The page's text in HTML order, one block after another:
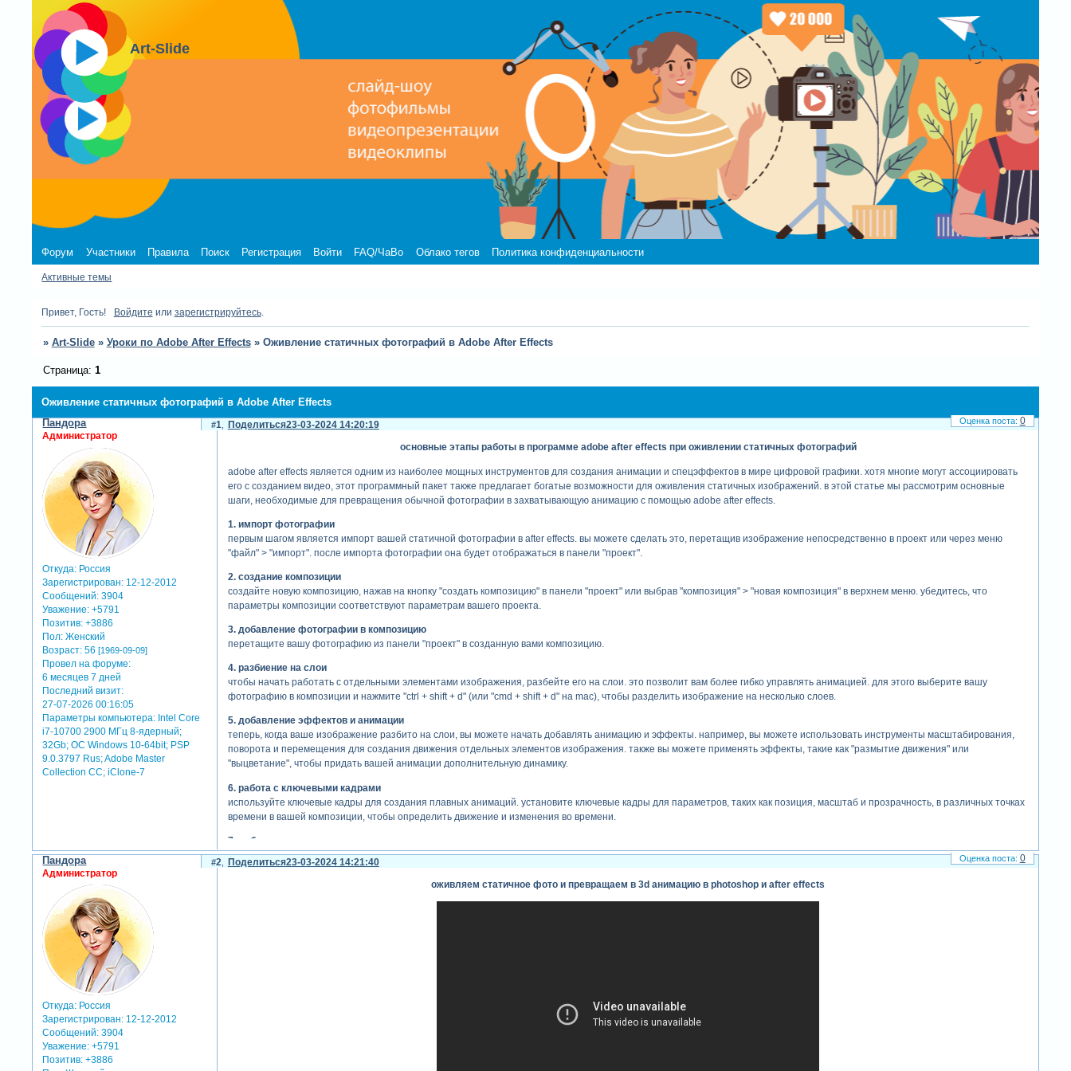
Art-Slide
Форум Участники Правила Поиск Регистрация Войти FAQ/ЧаВо Облако тегов Политика конфиденциальности
Активные темы
Привет, Гость! Войдите или зарегистрируйтесь.
» Art-Slide » Уроки по Adobe After Effects » Оживление статичных фотографий в Adobe After Effects
Оживление статичных фотографий в Adobe After Effects
Страница: 1
Поделиться
1 23-03-2024 14:20:19
Пандора
Администратор
Откуда: Россия
Зарегистрирован: 12-12-2012
Сообщений: 3904
Уважение: +5791
Позитив: +3886
Пол: Женский
Возраст: 56[1969-09-09]
Провел на форуме:
6 месяцев 7 дней
Последний визит:
27-07-2026 00:16:05
Параметры компьютера: Intel Core
i7-10700 2900 МГц 8-ядерный;
32Gb; ОС Windows 10-64bit; PSP
9.0.3797 Rus; Adobe Master
Collection СС; iClone-7
основные этапы работы в программе adobe after effects при оживлении статичных фотографий
adobe after effects является одним из наиболее мощных инструментов для создания анимации и спецэффектов в мире цифровой графики. хотя многие могут ассоциировать
его с созданием видео, этот программный пакет также предлагает богатые возможности для оживления статичных изображений. в этой статье мы рассмотрим основные
шаги, необходимые для превращения обычной фотографии в захватывающую анимацию с помощью adobe after effects.
1. импорт фотографии
первым шагом является импорт вашей статичной фотографии в after effects. вы можете сделать это, перетащив изображение непосредственно в проект или через меню
"файл" > "импорт". после импорта фотографии она будет отображаться в панели "проект".
2. создание композиции
создайте новую композицию, нажав на кнопку "создать композицию" в панели "проект" или выбрав "композиция" > "новая композиция" в верхнем меню. убедитесь, что
параметры композиции соответствуют параметрам вашего проекта.
3. добавление фотографии в композицию
перетащите вашу фотографию из панели "проект" в созданную вами композицию.
4. разбиение на слои
чтобы начать работать с отдельными элементами изображения, разбейте его на слои. это позволит вам более гибко управлять анимацией. для этого выберите вашу
фотографию в композиции и нажмите "ctrl + shift + d" (или "cmd + shift + d" на mac), чтобы разделить изображение на несколько слоев.
5. добавление эффектов и анимации
теперь, когда ваше изображение разбито на слои, вы можете начать добавлять анимацию и эффекты. например, вы можете использовать инструменты масштабирования,
поворота и перемещения для создания движения отдельных элементов изображения. также вы можете применять эффекты, такие как "размытие движения" или
"выцветание", чтобы придать вашей анимации дополнительную динамику.
6. работа с ключевыми кадрами
используйте ключевые кадры для создания плавных анимаций. установите ключевые кадры для параметров, таких как позиция, масштаб и прозрачность, в различных точках
времени в вашей композиции, чтобы определить движение и изменения во времени.
7. добавление текста и других элементов
помимо фотографии, вы можете добавить текст, формы или другие элементы в вашу композицию, чтобы сделать анимацию более интересной и информативной.
после завершения работы с анимацией сохраните свой проект и выберите "композиция" > "добавить в очередь на рендеринг". затем настройте параметры экспорта и
оживленные фотографии, созданные с помощью adobe after effects или других инструментов для анимации, могут использоваться в различных областях. ниже представлены
0
Поделиться
2 23-03-2024 14:21:40
Пандора
Администратор
Откуда: Россия
Зарегистрирован: 12-12-2012
Сообщений: 3904
Уважение: +5791
Позитив: +3886
оживляем статичное фото и превращаем в 3d анимацию в photoshop и after effects
0